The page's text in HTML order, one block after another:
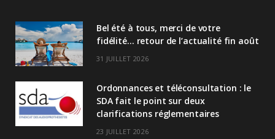
e
n
Bel été à tous, merci de votre
fidélité… retour de l’actualité fin août
31 JUILLET 2026
Ordonnances et téléconsultation : le
SDA fait le point sur deux
clarifications réglementaires
23 JUILLET 2026